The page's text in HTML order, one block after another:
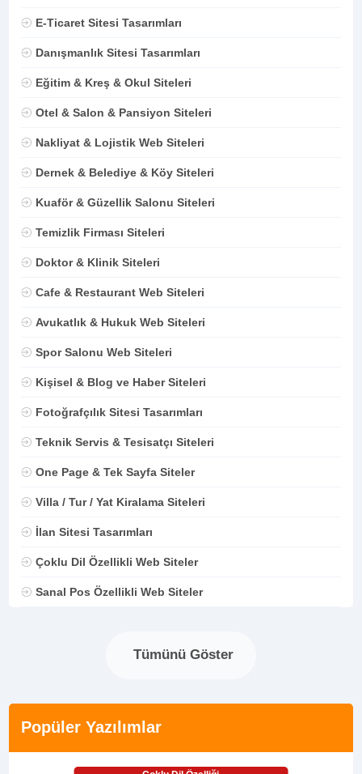
E-Ticaret Sitesi Tasarımları
Danışmanlık Sitesi Tasarımları
Eğitim & Kreş & Okul Siteleri
Otel & Salon & Pansiyon Siteleri
Nakliyat & Lojistik Web Siteleri
Dernek & Belediye & Köy Siteleri
Kuaför & Güzellik Salonu Siteleri
Temizlik Firması Siteleri
Doktor & Klinik Siteleri
Cafe & Restaurant Web Siteleri
Avukatlık & Hukuk Web Siteleri
Spor Salonu Web Siteleri
Kişisel & Blog ve Haber Siteleri
Fotoğrafçılık Sitesi Tasarımları
Teknik Servis & Tesisatçı Siteleri
One Page & Tek Sayfa Siteler
Villa / Tur / Yat Kiralama Siteleri
İlan Sitesi Tasarımları
Çoklu Dil Özellikli Web Siteler
Sanal Pos Özellikli Web Siteler
Tümünü Göster
Popüler Yazılımlar